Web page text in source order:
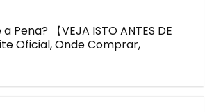
Pena? 【VEJA ISTO ANTES DE
Oficial, Onde Comprar,